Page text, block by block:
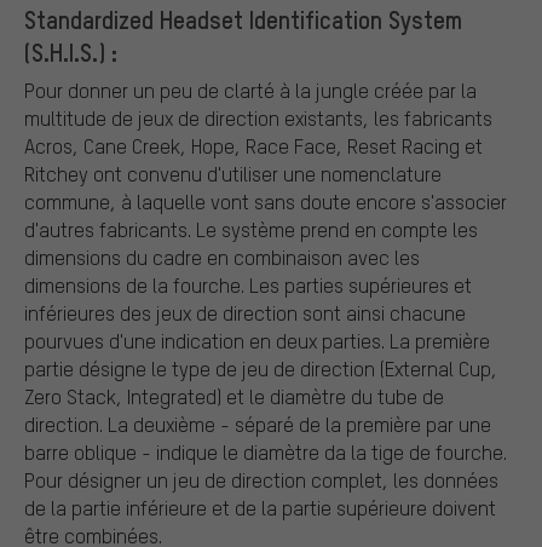
Standardized Headset Identification System
(S.H.I.S.) :
Pour donner un peu de clarté à la jungle créée par la
multitude de jeux de direction existants, les fabricants
Acros, Cane Creek, Hope, Race Face, Reset Racing et
Ritchey ont convenu d'utiliser une nomenclature
commune, à laquelle vont sans doute encore s'associer
d'autres fabricants. Le système prend en compte les
dimensions du cadre en combinaison avec les
dimensions de la fourche. Les parties supérieures et
inférieures des jeux de direction sont ainsi chacune
pourvues d'une indication en deux parties. La première
partie désigne le type de jeu de direction (External Cup,
Zero Stack, Integrated) et le diamètre du tube de
direction. La deuxième - séparé de la première par une
barre oblique - indique le diamètre da la tige de fourche.
Pour désigner un jeu de direction complet, les données
de la partie inférieure et de la partie supérieure doivent
être combinées.